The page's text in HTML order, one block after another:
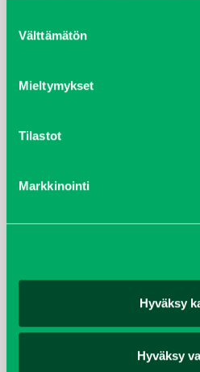
valinta
Välttämätön
Mieltymykset
Tilastot
Markkinointi
Hyväksy
Hyväksy
helmikuu 2022
joulukuu 2021
joulukuu 2019